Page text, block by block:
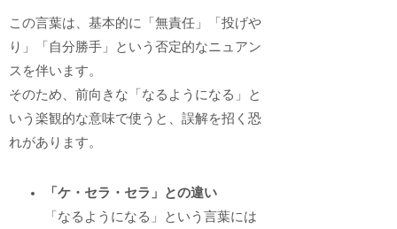
この言葉は、基本的に「無責任」「投げや
り」「自分勝手」という否定的なニュアン
スを伴います。
そのため、前向きな「なるようになる」と
いう楽観的な意味で使うと、誤解を招く恐
れがあります。
「ケ・セラ・セラ」との違い
「なるようになる」という言葉には